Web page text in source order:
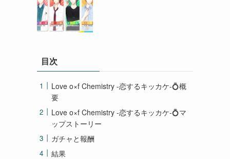
目次
Love o×f Chemistry -恋するキッカケ-💍概
要
Love o×f Chemistry -恋するキッカケ-💍マ
ップストーリー
ガチャと報酬
結果